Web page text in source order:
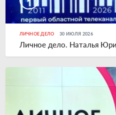
ЛИЧНОЕ ДЕЛО 30 ИЮЛЯ 2026
Личное дело. Наталья